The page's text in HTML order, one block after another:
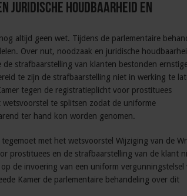
juridische houdbaarheid en
altijd geen wet. Tijdens de parlementaire
Over nut, noodzaak en juridische
strafbaarstelling van klanten bestonden
te zijn de strafbaarstelling niet in werking te
tegen de registratieplicht voor prostituees
te splitsen zodat de uniforme
ter hand kon worden genomen.
met het wetsvoorstel Wijziging van de
prostituees en de strafbaarstelling van de klant
de invoering van een uniform vergunningstelsel
Kamer de parlementaire behandeling over dit